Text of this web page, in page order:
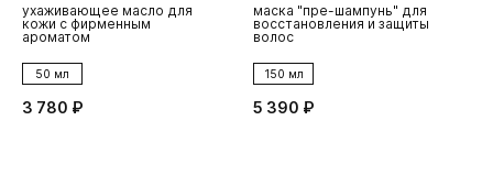
ухаживающее масло для
кожи с фирменным
ароматом
50 мл
3 780 ₽
маска "пре-шампунь" для
восстановления и защиты
волос
150 мл
5 390 ₽